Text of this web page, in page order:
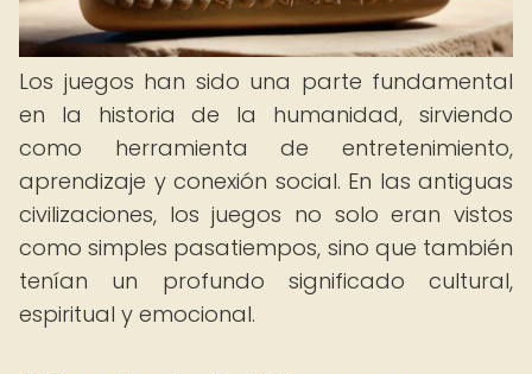
Los juegos han sido una parte fundamental
en la historia de la humanidad, sirviendo
como herramienta de entretenimiento,
aprendizaje y conexión social. En las antiguas
civilizaciones, los juegos no solo eran vistos
como simples pasatiempos, sino que también
tenían un profundo significado cultural,
espiritual y emocional.